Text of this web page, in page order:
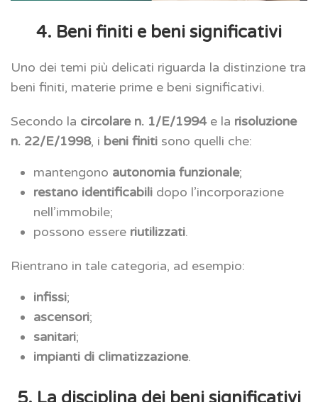
4. Beni finiti e beni significativi
Uno dei temi più delicati riguarda la distinzione tra
beni finiti, materie prime e beni significativi.
Secondo la circolare n. 1/E/1994e la risoluzione
n. 22/E/1998, i beni finiti sono quelli che:
mantengono autonomia funzionale;
restano identificabili dopo l’incorporazione
nell’immobile;
possono essere riutilizzati.
Rientrano in tale categoria, ad esempio:
infissi;
ascensori;
sanitari;
impianti di climatizzazione.